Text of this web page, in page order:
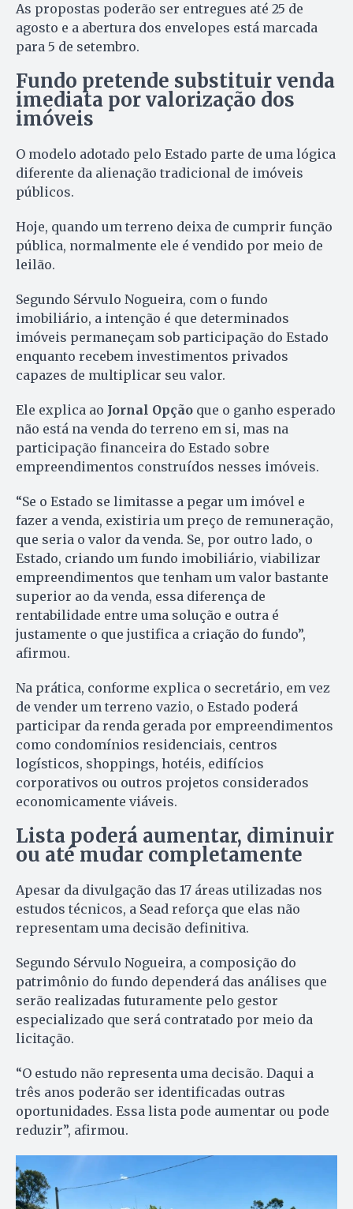
As propostas poderão ser entregues até 25 de
agosto e a abertura dos envelopes está marcada
para 5 de setembro.
Fundo pretende substituir venda
imediata por valorização dos
imóveis
O modelo adotado pelo Estado parte de uma lógica
diferente da alienação tradicional de imóveis
públicos.
Hoje, quando um terreno deixa de cumprir função
pública, normalmente ele é vendido por meio de
leilão.
Segundo Sérvulo Nogueira, com o fundo
imobiliário, a intenção é que determinados
imóveis permaneçam sob participação do Estado
enquanto recebem investimentos privados
capazes de multiplicar seu valor.
Ele explica ao Jornal Opção que o ganho esperado
não está na venda do terreno em si, mas na
participação financeira do Estado sobre
empreendimentos construídos nesses imóveis.
“Se o Estado se limitasse a pegar um imóvel e
fazer a venda, existiria um preço de remuneração,
que seria o valor da venda. Se, por outro lado, o
Estado, criando um fundo imobiliário, viabilizar
empreendimentos que tenham um valor bastante
superior ao da venda, essa diferença de
rentabilidade entre uma solução e outra é
justamente o que justifica a criação do fundo”,
afirmou.
Na prática, conforme explica o secretário, em vez
de vender um terreno vazio, o Estado poderá
participar da renda gerada por empreendimentos
como condomínios residenciais, centros
logísticos, shoppings, hotéis, edifícios
corporativos ou outros projetos considerados
economicamente viáveis.
Lista poderá aumentar, diminuir
ou até mudar completamente
Apesar da divulgação das 17 áreas utilizadas nos
estudos técnicos, a Sead reforça que elas não
representam uma decisão definitiva.
Segundo Sérvulo Nogueira, a composição do
patrimônio do fundo dependerá das análises que
serão realizadas futuramente pelo gestor
especializado que será contratado por meio da
licitação.
“O estudo não representa uma decisão. Daqui a
três anos poderão ser identificadas outras
oportunidades. Essa lista pode aumentar ou pode
reduzir”, afirmou.